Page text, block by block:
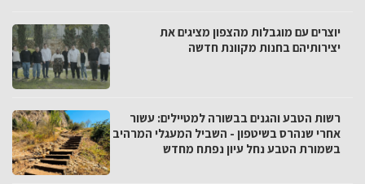
יוצרים עם מוגבלות מהצפון מציגים את
יצירותיהם בחנות מקוונת חדשה
רשות הטבע והגנים בבשורה למטיילים: עשור
אחרי שנהרס בשיטפון - השביל המעגלי המרהיב
בשמורת הטבע נחל עיון נפתח מחדש